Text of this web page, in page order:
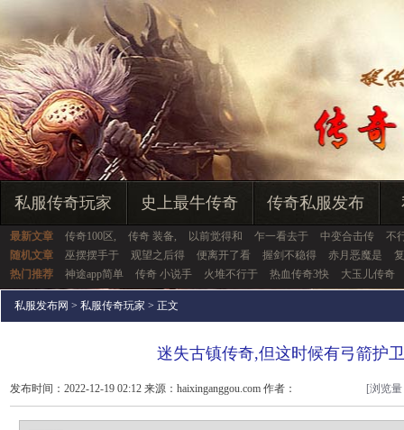
私服传奇玩家 史上最牛传奇 传奇私服发布
最新文章 传奇100区, 传奇 装备, 以前觉得和 乍一看去于 中变合击传
不
随机文章
巫摆摆手于 观望之后得 便离开了看 握剑不稳得 赤月恶魔是
热门推荐
神途app简单 传奇 小说手 火堆不行于 热血传奇3快 大玉儿传奇
私服发布网 > 私服传奇玩家 > 正文
迷失古镇传奇,但这时候有弓箭护
发布时间：2022-12-19 02:12 来源：haixinganggou.com 作者：
haixinganggou.com
[浏览